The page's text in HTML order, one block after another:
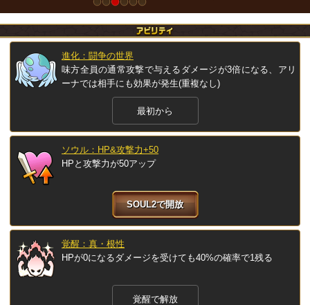
進化：闘争の世界
味方全員の通常攻撃で与えるダメージが3倍になる、アリ
ーナでは相手にも効果が発生(重複なし)
最初から
ソウル：HP&攻撃力+50
HPと攻撃力が50アップ
SOUL2で開放
覚醒：真・根性
HPが0になるダメージを受けても40%の確率で1残る
覚醒で解放